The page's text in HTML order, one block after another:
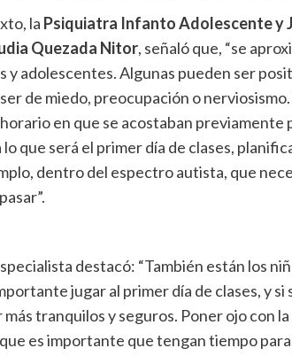
la Psiquiatra Infanto Adolescente y
Quezada Nitor, señaló que, “se
y adolescentes. Algunas pueden ser
de miedo, preocupación o
en que se acostaban previamente
que será el primer día de clases,
dentro del espectro autista, que
destacó: “También están los
jugar al primer día de clases, y
más tranquilos y seguros. Poner ojo con
es importante que tengan tiempo para